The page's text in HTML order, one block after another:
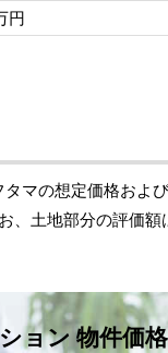
円
マの想定価格およ
、土地部分の評価
ョン 物件価